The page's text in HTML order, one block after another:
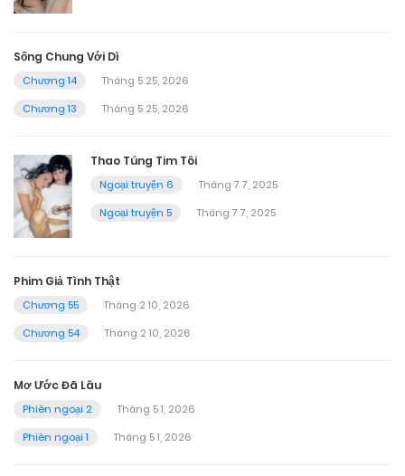
Sống Chung Với Dì
Chương 14
Tháng 5 25, 2026
Chương 13
Tháng 5 25, 2026
Thao Túng Tim Tôi
Ngoại truyện 6
Tháng 7 7, 2025
Ngoại truyện 5
Tháng 7 7, 2025
Phim Giả Tình Thật
Chương 55
Tháng 2 10, 2026
Chương 54
Tháng 2 10, 2026
Mơ Ước Đã Lâu
Phiên ngoại 2
Tháng 5 1, 2026
Phiên ngoại 1
Tháng 5 1, 2026